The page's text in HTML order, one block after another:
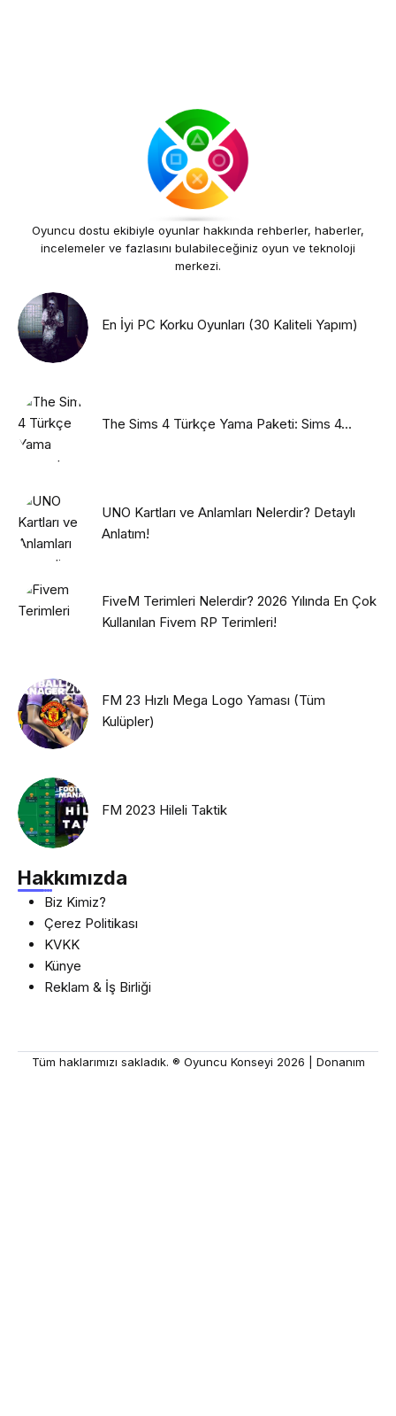
Oyuncu dostu ekibiyle oyunlar hakkında rehberler, haberler,
incelemeler ve fazlasını bulabileceğiniz oyun ve teknoloji
merkezi.
En İyi PC Korku Oyunları (30 Kaliteli Yapım)
The Sims 4 Türkçe Yama Paketi: Sims 4...
UNO Kartları ve Anlamları Nelerdir? Detaylı
Anlatım!
FiveM Terimleri Nelerdir? 2026 Yılında En Çok
Kullanılan Fivem RP Terimleri!
FM 23 Hızlı Mega Logo Yaması (Tüm
Kulüpler)
FM 2023 Hileli Taktik
Hakkımızda
Biz Kimiz?
Çerez Politikası
KVKK
Künye
Reklam & İş Birliği
Tüm haklarımızı sakladık. ® Oyuncu Konseyi 2026 | Donanım